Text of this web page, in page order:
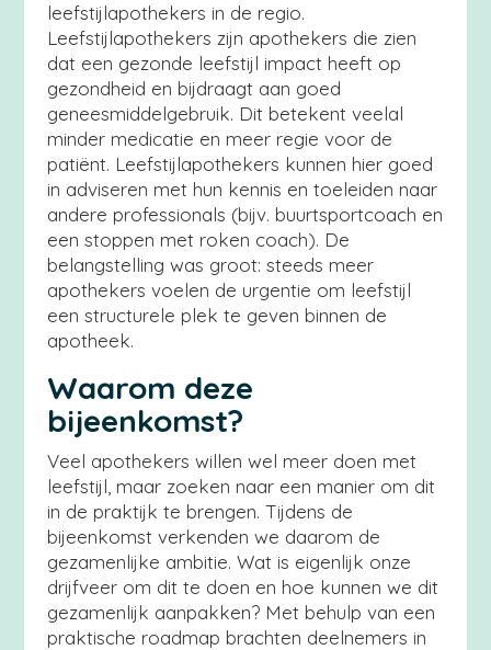
leefstijlapothekers in de regio.
Leefstijlapothekers zijn apothekers die zien
dat een gezonde leefstijl impact heeft op
gezondheid en bijdraagt aan goed
geneesmiddelgebruik. Dit betekent veelal
minder medicatie en meer regie voor de
patiënt. Leefstijlapothekers kunnen hier goed
in adviseren met hun kennis en toeleiden naar
andere professionals (bijv. buurtsportcoach en
een stoppen met roken coach). De
belangstelling was groot: steeds meer
apothekers voelen de urgentie om leefstijl
een structurele plek te geven binnen de
apotheek.
Waarom deze
bijeenkomst?
Veel apothekers willen wel meer doen met
leefstijl, maar zoeken naar een manier om dit
in de praktijk te brengen. Tijdens de
bijeenkomst verkenden we daarom de
gezamenlijke ambitie. Wat is eigenlijk onze
drijfveer om dit te doen en hoe kunnen we dit
gezamenlijk aanpakken? Met behulp van een
praktische roadmap brachten deelnemers in